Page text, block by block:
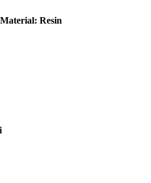
Material: Resin